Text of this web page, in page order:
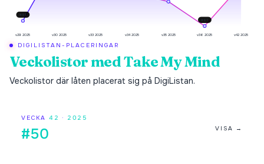
# 91
# 97
v29 2025 v30 2025 v33 2025 v34 2025 v35 2025 v36 2025 v42 2025
DIGILISTAN-PLACERINGAR
Veckolistor medTake My Mind
Veckolistor där låten placerat sig på DigiListan.
VECKA 42 · 2025
#50 VISA →